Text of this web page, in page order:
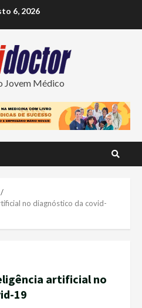
6, 2026
Jovem Médico
no diagnóstico da covid-
artificial no
19